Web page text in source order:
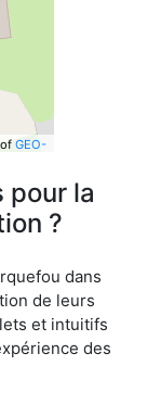
GEO-
pour la
?
dans
de leurs
et intuitifs
des